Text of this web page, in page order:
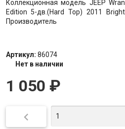
Коллекционная модель JEEP
Edition 5-дв.(Hard Top) 2011
Производитель
Артикул: 86074
Нет в наличии
1 050 ₽
